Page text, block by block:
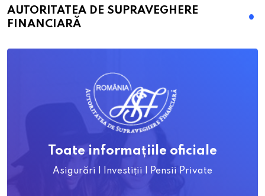
AUTORITATEA DE SUPRAVEGHERE
FINANCIARĂ
Toate informațiile oficiale
Asigurări | Investiții | Pensii Private